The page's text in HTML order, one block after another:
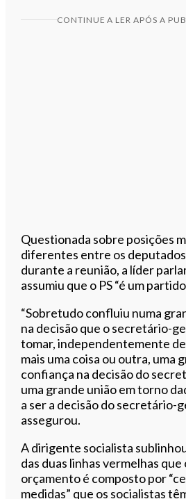
CONTINUE A LER APÓS A
Questionada sobre posições
diferentes entre os
durante a reunião, a líder
assumiu que o PS “é um
“Sobretudo confluiu numa
na decisão que o secretário-
tomar, independentemente
mais uma coisa ou outra, uma
confiança na decisão do
uma grande união em torno
a ser a decisão do secretário-
assegurou.
A dirigente socialista
das duas linhas vermelhas que
orçamento é composto por
medidas” que os socialistas